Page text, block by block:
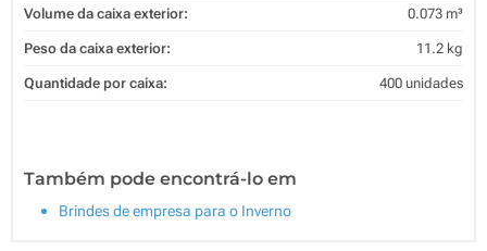
Volume da caixa exterior: 0.073 m³
Peso da caixa exterior: 11.2 kg
Quantidade por caixa: 400 unidades
Também pode encontrá-lo em
Brindes de empresa para o Inverno